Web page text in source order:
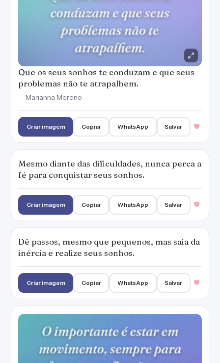
Que os seus sonhos te conduzam e que seus
problemas não te atrapalhem.
— Marianna Moreno
Criar imagem Copiar WhatsApp Salvar
Mesmo diante das dificuldades, nunca perca a
fé para conquistar seus sonhos.
Criar imagem Copiar WhatsApp Salvar
Dê passos, mesmo que pequenos, mas saia da
inércia e realize seus sonhos.
Criar imagem Copiar WhatsApp Salvar